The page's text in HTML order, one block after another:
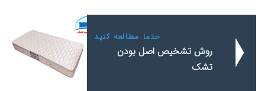
حتما مطالعه کنید
روش تشخیص اصل بودن
تشک